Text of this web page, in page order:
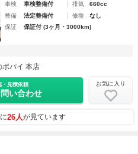
車検 車検整備付 排気
660cc
整備
法定整備付 修復
なし
保証
保証付 (3ヶ月・3000km)
ポパイ 本店
・見積依頼
い合わせ
お気に入り
26人が見ています